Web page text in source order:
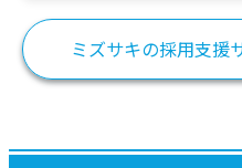
高校生の就職の独自
厳格なルールの存在
ミズサキの採用支援